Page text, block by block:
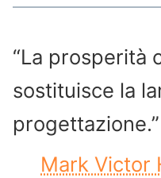
“La prosperità
sostituisce la
progettazione.”
Mark Victor